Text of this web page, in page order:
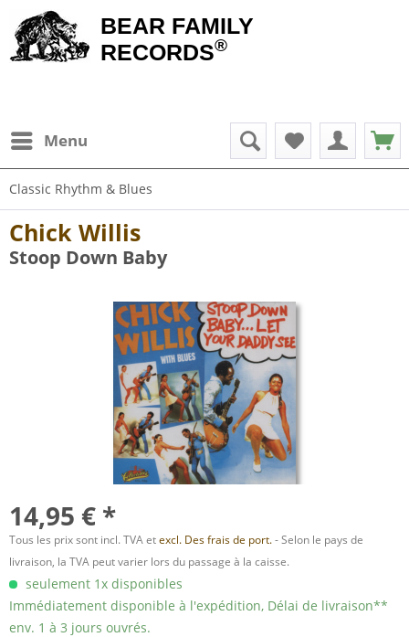
BEAR FAMILY
RECORDS®
Menu
Classic Rhythm & Blues
Chick Willis
Stoop Down Baby
14,95 € *
Tous les prix sont incl. TVA etexcl. Des frais de port.- Selon le pays de
livraison, la TVA peut varier lors du passage à la caisse.
seulement 1x disponibles
Immédiatement disponible à l'expédition, Délai de livraison**
env. 1 à 3 jours ouvrés.